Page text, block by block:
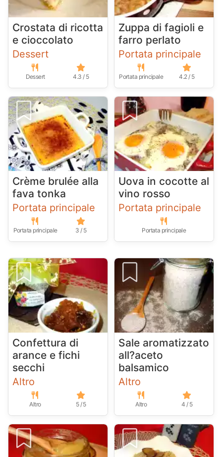
Crostata di ricotta
e cioccolato
Dessert
Dessert 4.3 / 5
Zuppa di fagioli e
farro perlato
Portata principale
Portata principale 4.2 / 5
Crème brulée alla
fava tonka
Portata principale
Portata principale 3 / 5
Uova in cocotte al
vino rosso
Portata principale
Portata principale
Confettura di
arance e fichi
secchi
Altro
Altro 5 / 5
Sale aromatizzato
all?aceto
balsamico
Altro
Altro 4 / 5